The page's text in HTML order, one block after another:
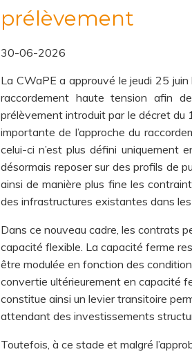
prélèvement
30-06-2026
La CWaPE a approuvé le jeudi 25
raccordement haute tension afin
prélèvement introduit par le décret du
importante de l’approche du
celui-ci n’est plus défini uniquement
désormais reposer sur des profils de
ainsi de manière plus fine les
des infrastructures existantes dans
Dans ce nouveau cadre, les contrats
capacité flexible. La capacité ferme
être modulée en fonction des
convertie ultérieurement en capacité
constitue ainsi un levier transitoire
attendant des investissements
Toutefois, à ce stade et malgré